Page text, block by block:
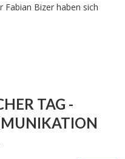
Fabian Bizer haben sich
TAG -